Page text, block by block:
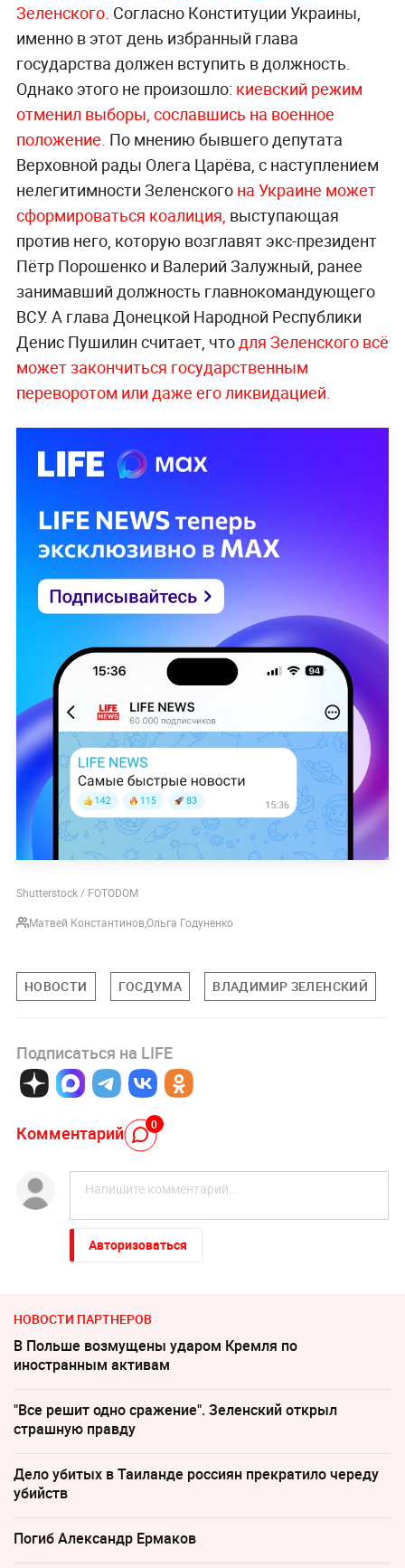
Зеленского. Согласно Конституции Украины,
именно в этот день избранный глава
государства должен вступить в должность.
Однако этого не произошло: киевский режим
отменил выборы, сославшись на военное
положение. По мнению бывшего депутата
Верховной рады Олега Царёва, с наступлением
нелегитимности Зеленскогона Украине может
сформироваться коалиция, выступающая
против него, которую возглавят экс-президент
Пётр Порошенко и Валерий Залужный, ранее
занимавший должность главнокомандующего
ВСУ. А глава Донецкой Народной Республики
Денис Пушилин считает, чтодля Зеленского всё
может закончиться государственным
переворотом или даже его ликвидацией.
Shutterstock / FOTODOM
Матвей Константинов,Ольга Годуненко
НОВОСТИ ГОСДУМА ВЛАДИМИР ЗЕЛЕНСКИЙ
Подписаться на LIFE
Комментарий 0
Авторизоваться
НОВОСТИ ПАРТНЕРОВ
В Польше возмущены ударом Кремля по
иностранным активам
"Все решит одно сражение". Зеленский открыл
страшную правду
Дело убитых в Таиланде россиян прекратило череду
убийств
Погиб Александр Ермаков